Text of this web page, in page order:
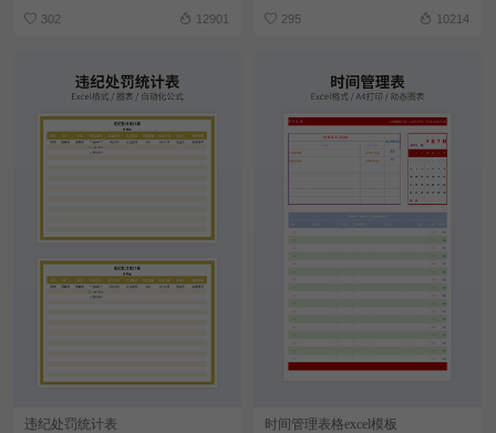
302 12901 295 10214
违纪处罚统计表 时间管理表格excel模板